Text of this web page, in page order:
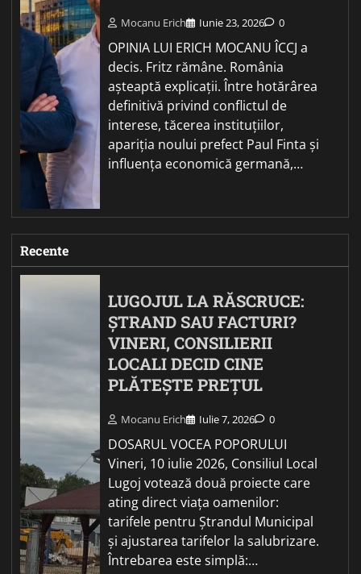
Mocanu Erich Iunie 23, 2026 0
OPINIA LUI ERICH MOCANU ÎCCJ a
decis. Fritz rămâne. România
așteaptă explicații. Între hotărârea
definitivă privind conflictul de
interese, tăcerea instituțiilor,
apariția noului prefect Paul Finta și
influența economică germană,…
Recente
LUGOJUL LA RĂSCRUCE:
ȘTRAND SAU FACTURI?
VINERI, CONSILIERII
LOCALI DECID CINE
PLĂTEȘTE PREȚUL
Mocanu Erich Iulie 7, 2026 0
DOSARUL VOCEA POPORULUI
Vineri, 10 iulie 2026, Consiliul Local
Lugoj votează două proiecte care
ating direct viața oamenilor:
tarifele pentru Ștrandul Municipal
și ajustarea tarifelor la salubrizare.
Întrebarea este simplă:…